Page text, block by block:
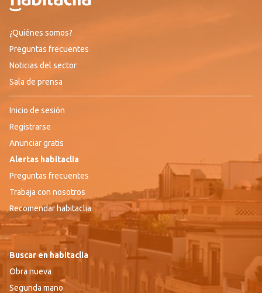
¿Quiénes somos?
Preguntas frecuentes
Noticias del sector
Sala de prensa
Inicio de sesión
Registrarse
Anunciar gratis
Alertas habitaclia
Preguntas frecuentes
Trabaja con nosotros
Recomendar habitaclia
Buscar en habitaclia
Obra nueva
Segunda mano